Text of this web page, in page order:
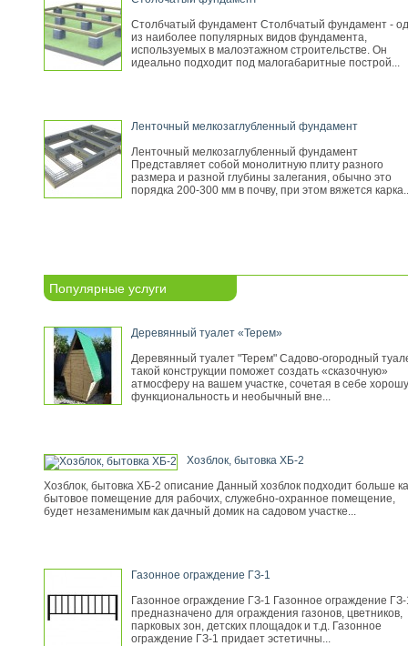
Столбчатый фундамент Столбчатый фундамент -
из наиболее популярных видов фундамента,
используемых в малоэтажном строительстве. Он
идеально подходит под малогабаритные построй...
Ленточный мелкозаглубленный фундамент
Ленточный мелкозаглубленный фундамент
Представляет собой монолитную плиту разного
размера и разной глубины залегания, обычно это
порядка 200-300 мм в почву, при этом вяжется
Популярные услуги
Деревянный туалет «Терем»
Деревянный туалет "Терем" Садово-огородный
такой конструкции поможет создать «сказочную»
атмосферу на вашем участке, сочетая в себе
функциональность и необычный вне...
Хозблок, бытовка ХБ-2
Хозблок, бытовка ХБ-2 описание Данный хозблок подходит больше
бытовое помещение для рабочих, служебно-охранное помещение,
будет незаменимым как дачный домик на садовом участке...
Газонное ограждение ГЗ-1
Газонное ограждение ГЗ-1 Газонное ограждение
предназначено для ограждения газонов, цветников,
парковых зон, детских площадок и т.д. Газонное
ограждение ГЗ-1 придает эстетичны...